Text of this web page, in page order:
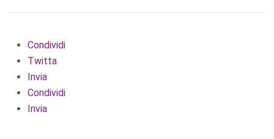
Condividi
Twitta
Invia
Condividi
Invia